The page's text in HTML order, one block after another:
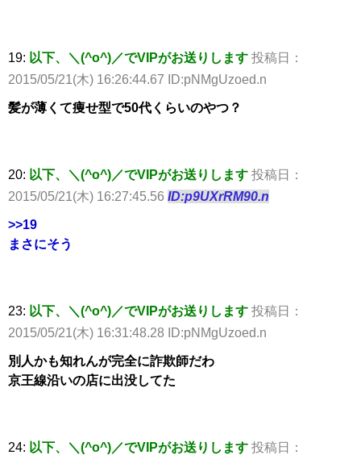
19: 以下、＼(^o^)／でVIPがお送りします 投稿日：
2015/05/21(木) 16:26:44.67 ID:pNMgUzoed.n
髪が薄くて痩せ型で50代くらいのやつ？
20: 以下、＼(^o^)／でVIPがお送りします 投稿日：
2015/05/21(木) 16:27:45.56 ID:p9UXrRM90.n
>>19
まさにそう
23: 以下、＼(^o^)／でVIPがお送りします 投稿日：
2015/05/21(木) 16:31:48.28 ID:pNMgUzoed.n
別人かも知れんが完全に詐欺師だわ
京王線沿いの店に出没してた
24: 以下、＼(^o^)／でVIPがお送りします 投稿日：